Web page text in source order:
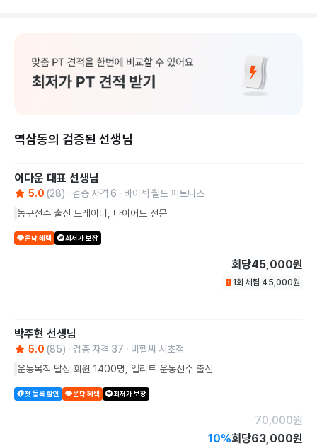
역삼동의 검증된 선생님
이다운 대표 선생님
5.0 (28) 검증 자격 6
바이젝 월드 피트니스
농구선수 출신 트레이너, 다이어트 전문
운닥 혜택 최저가 보장
회당45,000원
1회 체험 45,000원
박주현 선생님
5.0 (85) 검증 자격 37
비헬씨 서초점
운동목적 달성 회원 1400명, 엘리트 운동선수 출신
첫 등록 할인 운닥 혜택 최저가 보장
70,000원
10%회당63,000원